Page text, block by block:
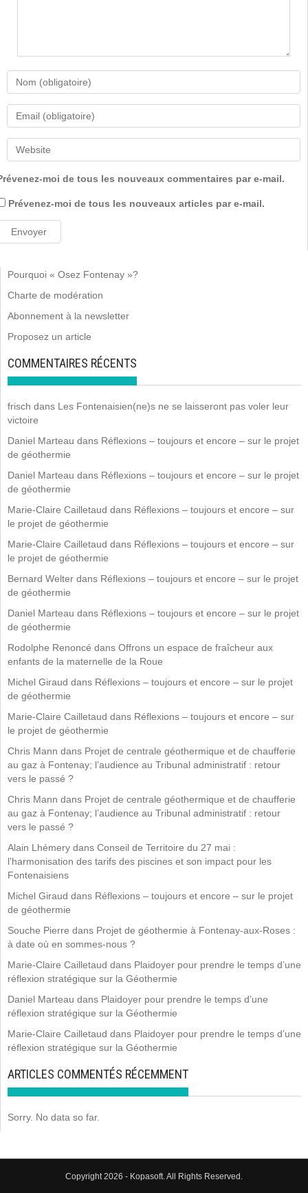
moi de tous les nouveaux commentaires par e-mail.
Prévenez-moi de tous les nouveaux articles par e-mail.
Pourquoi « Osez Fontenay »?
Charte de modération
Abonnement à la newsletter
Proposez un article
COMMENTAIRES RÉCENTS
frisch dans Les Fontenaisien(ne)s ne se laisseront pas voler leur
victoire
Daniel Marteau dans Réflexions – toujours et encore – sur le projet
de géothermie
Daniel Marteau dans Réflexions – toujours et encore – sur le projet
de géothermie
Marie-Claire Cailletaud dans Réflexions – toujours et encore – sur
le projet de géothermie
Marie-Claire Cailletaud dans Réflexions – toujours et encore – sur
le projet de géothermie
Bernard Welter dans Réflexions – toujours et encore – sur le projet
de géothermie
Daniel Marteau dans Réflexions – toujours et encore – sur le projet
de géothermie
Rodolphe Renoncé dans Offrons un espace de fraîcheur aux
enfants de la maternelle de la Roue
Michel Giraud dans Réflexions – toujours et encore – sur le projet
de géothermie
Marie-Claire Cailletaud dans Réflexions – toujours et encore – sur
le projet de géothermie
Chris Mann dans Projet de centrale géothermique et de chaufferie
au gaz à Fontenay; l’audience au Tribunal administratif : retour
vers le passé ?
Chris Mann dans Projet de centrale géothermique et de chaufferie
au gaz à Fontenay; l’audience au Tribunal administratif : retour
vers le passé ?
Alain Lhémery dans Conseil de Territoire du 27 mai :
l’harmonisation des tarifs des piscines et son impact pour les
Fontenaisiens
Michel Giraud dans Réflexions – toujours et encore – sur le projet
de géothermie
Souche Pierre dans Projet de géothermie à Fontenay-aux-Roses :
à date où en sommes-nous ?
Marie-Claire Cailletaud dans Plaidoyer pour prendre le temps d’une
réflexion stratégique sur la Géothermie
Daniel Marteau dans Plaidoyer pour prendre le temps d’une
réflexion stratégique sur la Géothermie
Marie-Claire Cailletaud dans Plaidoyer pour prendre le temps d’une
réflexion stratégique sur la Géothermie
ARTICLES COMMENTÉS RÉCEMMENT
Sorry. No data so far.
Copyright 2026 - Kopasoft. All Rights Reserved.